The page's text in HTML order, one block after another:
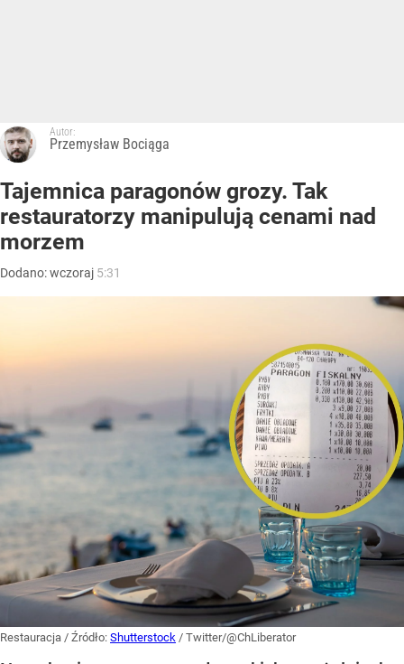
Autor:
Przemysław Bociąga
Tajemnica paragonów grozy. Tak
restauratorzy manipulują cenami nad
morzem
Dodano:wczoraj 5:31
Restauracja / Źródło: Shutterstock / Twitter/@ChLiberator